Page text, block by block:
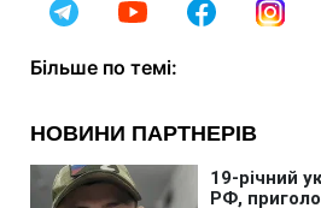
Більше по темі: